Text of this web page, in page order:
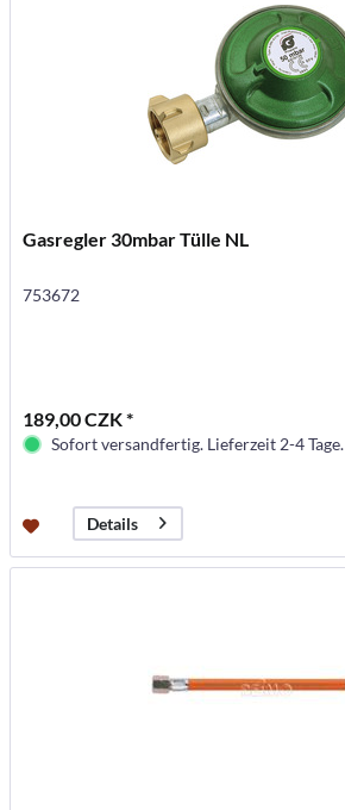
Gasregler 30mbar Tülle NL
753672
189,00 CZK *
Sofort versandfertig. Lieferzeit 2-4 Tage.
Details